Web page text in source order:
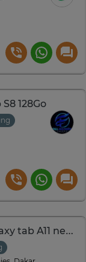
128Go
Samsung galaxy tab A11 neuf 64go ram 4go